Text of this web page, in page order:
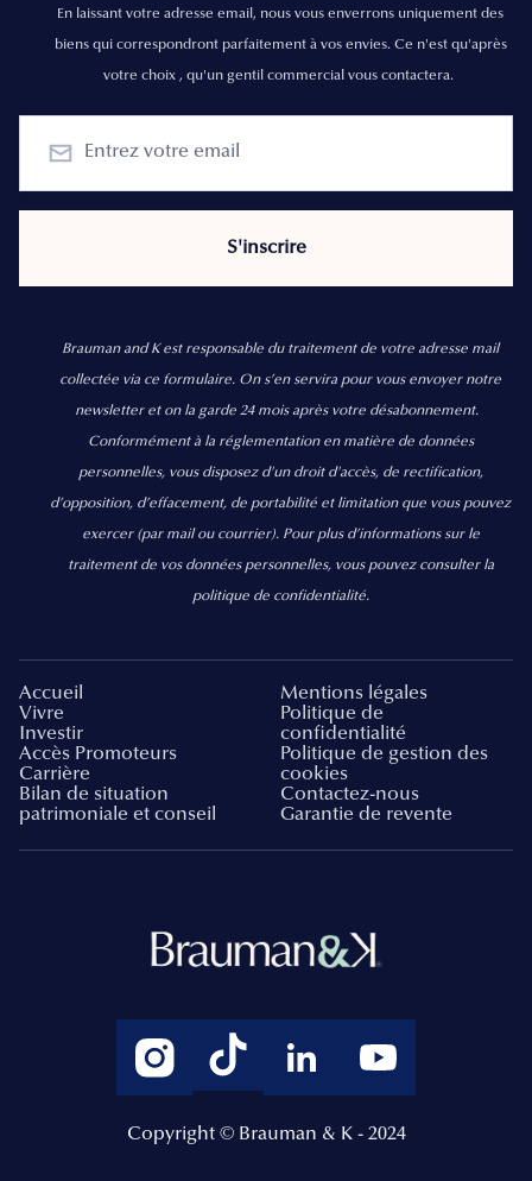
En laissant votre adresse email, nous vous enverrons uniquement des
biens qui correspondront parfaitement à vos envies. Ce n'est qu'après
votre choix , qu'un gentil commercial vous contactera.
Brauman and K est responsable du traitement de votre adresse mail
collectée via ce formulaire. On s’en servira pour vous envoyer notre
newsletter et on la garde 24 mois après votre désabonnement.
Conformément à la réglementation en matière de données
personnelles, vous disposez d'un droit d'accès, de rectification,
d’opposition, d’effacement, de portabilité et limitation que vous pouvez
exercer (par mail ou courrier). Pour plus d’informations sur le
traitement de vos données personnelles, vous pouvez consulter la
politique de confidentialité.
Accueil
Vivre
Investir
Accès Promoteurs
Carrière
Bilan de situation
patrimoniale et conseil
Mentions légales
Politique de
confidentialité
Politique de gestion des
cookies
Contactez-nous
Garantie de revente
Copyright © Brauman & K - 2024